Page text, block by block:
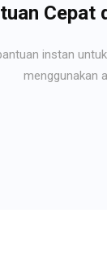
Cepat
instan
menggunakan